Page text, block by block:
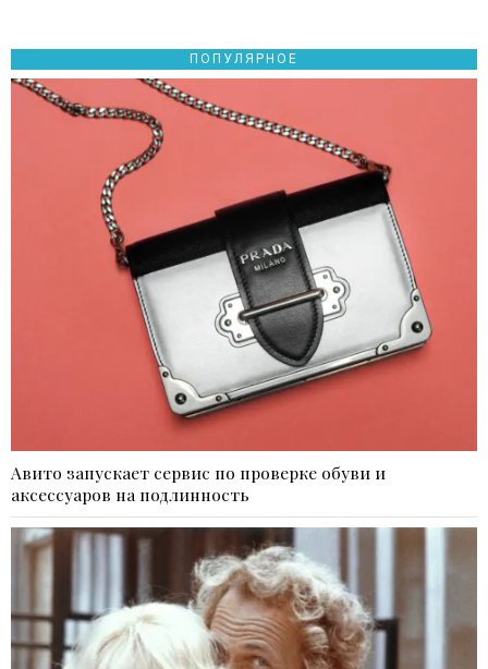
ПОПУЛЯРНОЕ
Авито запускает сервис по проверке обуви и
аксессуаров на подлинность